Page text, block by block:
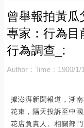
曾舉報拍黃瓜
專家：行為目
行為調查_:
Author： Time：1900/1/
據澎湃新聞報道，湖
花束，隔天投訴至中
花店負責人。相關部